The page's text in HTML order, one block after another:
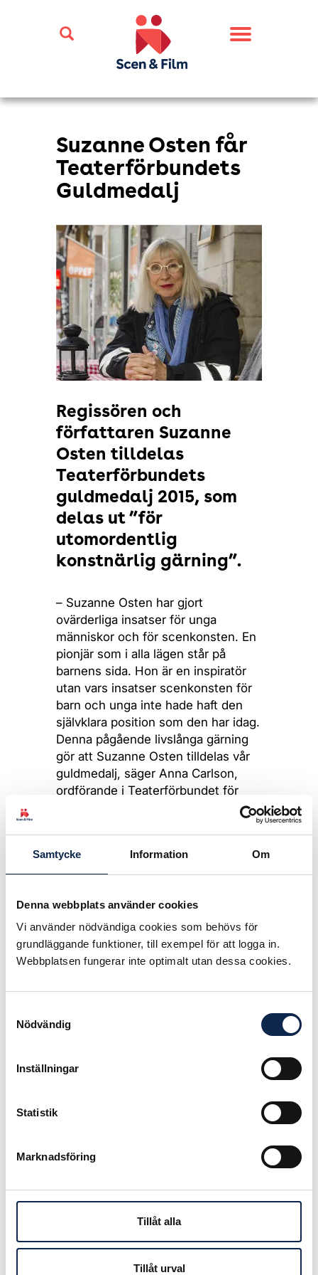
Samtycke Information Om
Denna webbplats använder cookies
Vi använder nödvändiga cookies som behövs för
grundläggande funktioner, till exempel för att logga in.
Webbplatsen fungerar inte optimalt utan dessa cookies.
Nödvändig
Inställningar
Statistik
Marknadsföring
Tillåt alla
Tillåt urval
Toggle
Suzanne Osten får
Teaterförbundets
Guldmedalj
Regissören och
författaren Suzanne
Osten tilldelas
Teaterförbundets
guldmedalj 2015, som
delas ut ”för
utomordentlig
konstnärlig gärning”.
– Suzanne Osten har gjort
ovärderliga insatser för unga
människor och för scenkonsten. En
pionjär som i alla lägen står på
barnens sida. Hon är en inspiratör
utan vars insatser scenkonsten för
barn och unga inte hade haft den
självklara position som den har idag.
Denna pågående livslånga gärning
gör att Suzanne Osten tilldelas vår
guldmedalj, säger Anna Carlson,
ordförande i Teaterförbundet för
Suzanne Osten har skapat en lång
rad banbrytande föreställningar för
barn, unga och vuxna genom åren,
grundade 1975 och var konstnärlig
ledare för till i fjol. Suzanne Osten
var en av de första att skapa
scenkonst för så unga barn som 6
varit professor i regi och är Sveriges
ett samtal med Suzanne Osten, som
och arbete med svensk scenkonst
för barn och unga. I samtalet deltar
även Ann Petrén, Simon Norrthon
och Hannes Meidal. Guldmedaljen